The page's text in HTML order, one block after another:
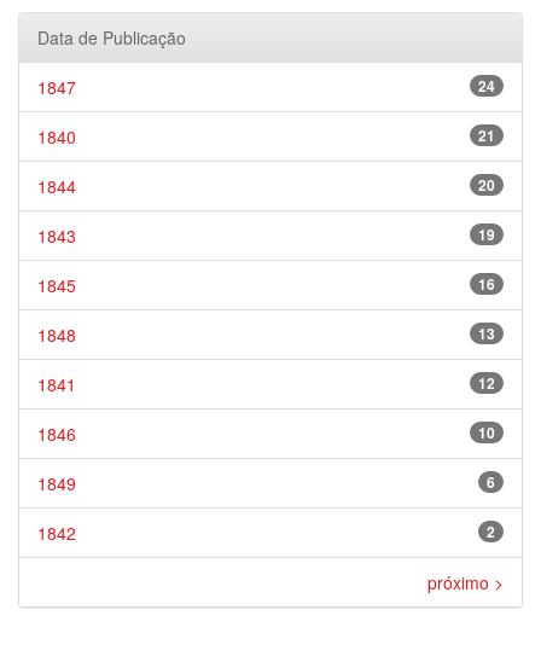
Data de Publicação
24
1847
21
1840
20
1844
19
1843
16
1845
13
1848
12
1841
10
1846
6
1849
2
1842
próximo >